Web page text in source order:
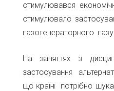
стимулювався
стимулювало
газогенераторного
На заняттях з
застосування
що країні потрібно